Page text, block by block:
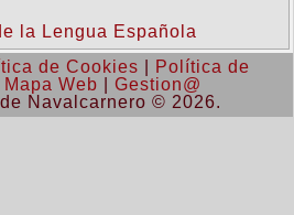
la Lengua Española
de Cookies
Política de
Mapa Web
Gestion@
Navalcarnero © 2026.